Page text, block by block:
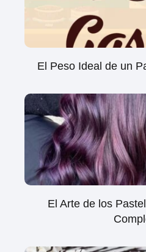
El Peso Ideal de un
El Arte de los